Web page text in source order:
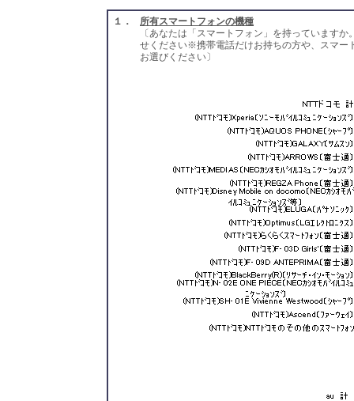
１．
所有スマートフォンの機種
〔あなたは「スマートフォン」を持っています
せください※携帯電話だけお持ちの方や、スマー
お選びください〕